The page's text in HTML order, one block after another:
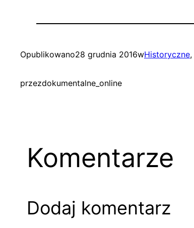
Opublikowano28 grudnia 2016wHistoryczne,
przezdokumentalne_online
Komentarze
Dodaj komentarz